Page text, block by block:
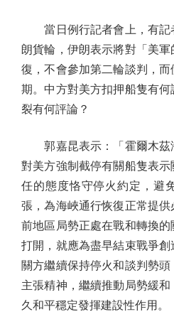
當日例行記者會上，有記
朗貨輪，伊朗表示將對「美
復，不會參加第二輪談判，而
期。中方對美方扣押船隻有
裂有何評論？
郭嘉昆表示：「霍爾木茲
對美方強制截停有關船隻表
任的態度恪守停火約定，避
張，為海峽通行恢復正常提
前地區局勢正處在戰和轉換
打開，就應為盡早結束戰爭
關方繼續保持停火和談判勢
主張精神，繼續推動局勢緩
久和平穩定發揮建設性作用。